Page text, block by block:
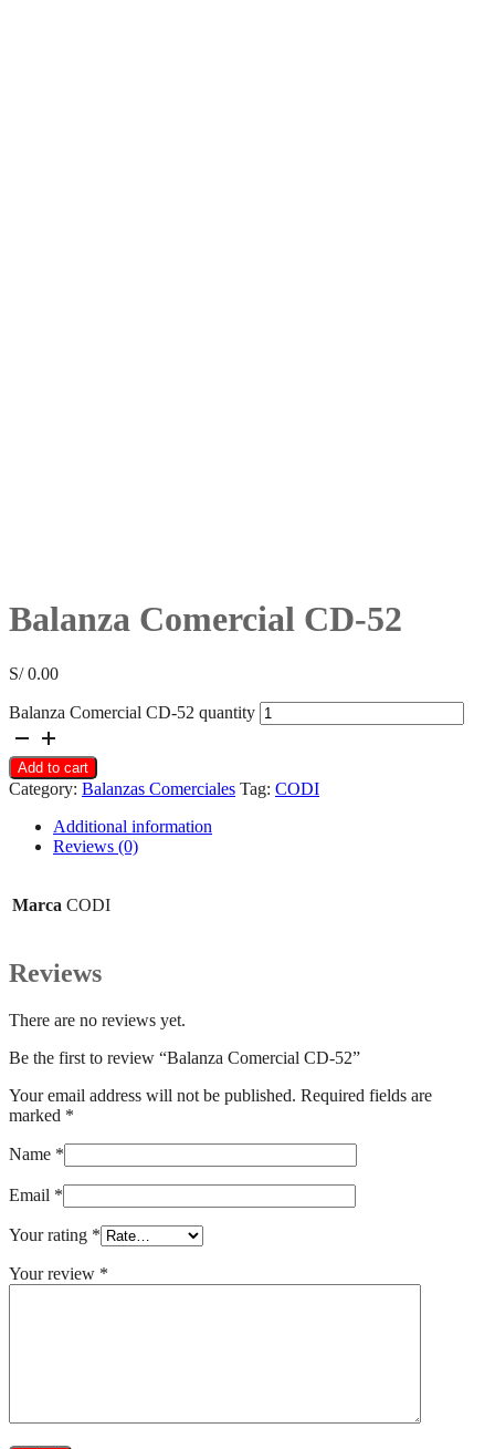
Balanza Comercial CD-52
S/0.00
Balanza Comercial CD-52 quantity
Add to cart
Category: Balanzas Comerciales Tag: CODI
Additional information
Reviews (0)
Marca CODI
Reviews
There are no reviews yet.
Be the first to review “Balanza Comercial CD-52”
Your email address will not be published. Required fields are
marked *
Name *
Email *
Your rating *
Your review *